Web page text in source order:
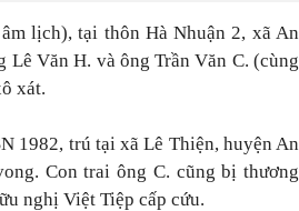
lịch), tại thôn Hà Nhuận 2, xã An
Văn H. và ông Trần Văn C. (cùng
xát.
1982, trú tại xã Lê Thiện, huyện An
Con trai ông C. cũng bị thương
nghị Việt Tiệp cấp cứu.